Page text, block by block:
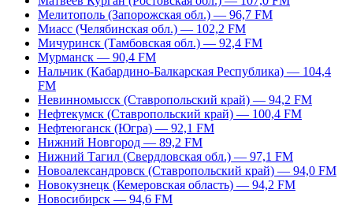
Мелитополь (Запорожская обл.) — 96,7 FM
Миасс (Челябинская обл.) — 102,2 FM
Мичуринск (Тамбовская обл.) — 92,4 FM
Мурманск — 90,4 FM
Нальчик (Кабардино-Балкарская Республика) — 104,4
FM
Невинномысск (Ставропольский край) — 94,2 FM
Нефтекумск (Ставропольский край) — 100,4 FM
Нефтеюганск (Югра) — 92,1 FM
Нижний Новгород — 89,2 FM
Нижний Тагил (Свердловская обл.) — 97,1 FM
Новоалександровск (Ставропольский край) — 94,0 FM
Новокузнецк (Кемеровская область) — 94,2 FM
Новосибирск — 94,6 FM